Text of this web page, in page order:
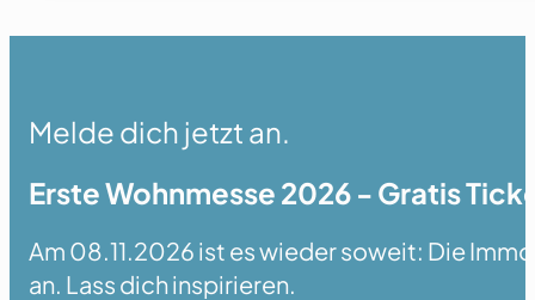
Melde dich jetzt an.
Erste Wohnmesse 2026 - Gratis
Am 08.11.2026 ist es wieder soweit: Die
an. Lass dich inspirieren.